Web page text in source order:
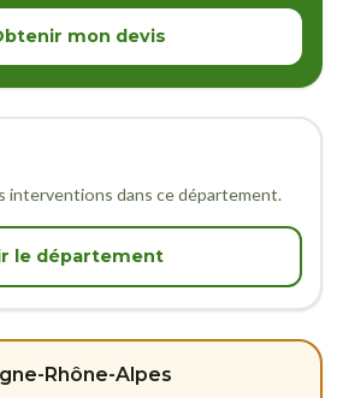
mon devis
interventions dans ce département.
le département
Rhône-Alpes